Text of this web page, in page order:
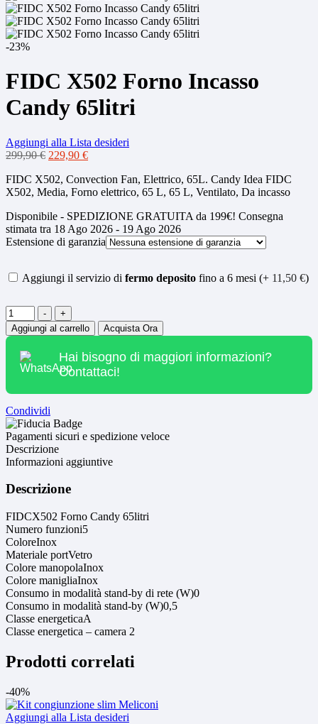
-23%
FIDC X502 Forno Incasso
Candy 65litri
Aggiungi alla Lista desideri
299,90€ Il
originale
era:
229,90 €Il
attuale
è:
FIDC X502, Convection Fan, Elettrico, 65L. Candy Idea FIDC
X502, Media, Forno elettrico, 65 L, 65 L, Ventilato, Da incasso
Disponibile - SPEDIZIONE GRATUITA da 199€! Consegna
stimata tra 18 Ago 2026 - 19 Ago 2026
Estensione di garanzia
Aggiungi il servizio di fermo deposito fino a 6 mesi (+ 11,50 €)
Quantità -
+
Aggiungi al carrello
Acquista Ora
Hai bisogno di maggiori informazioni?
Contattaci!
Condividi
Pagamenti sicuri e spedizione veloce
Descrizione
Informazioni aggiuntive
Descrizione
FIDCX502 Forno Candy 65litri
Numero funzioni5
ColoreInox
Materiale portVetro
Colore manopolaInox
Colore manigliaInox
Consumo in modalità stand-by di rete (W)0
Consumo in modalità stand-by (W)0,5
Classe energeticaA
Classe energetica – camera 2
Prodotti correlati
-40%
Aggiungi alla Lista desideri